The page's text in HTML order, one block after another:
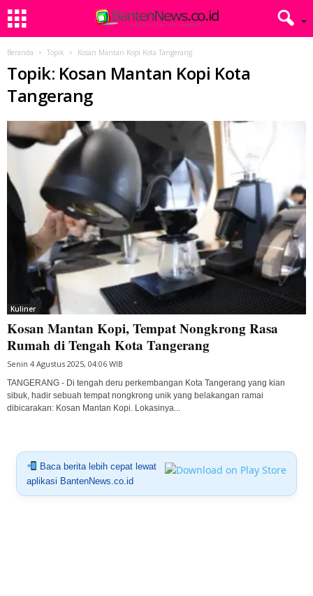
Beranda Topik Kosan Mantan Kopi Kota Tangerang
Topik: Kosan Mantan Kopi Kota
Tangerang
Kuliner
Kosan Mantan Kopi, Tempat Nongkrong Rasa
Rumah di Tengah Kota Tangerang
Senin 4 Agustus 2025, 04:06 WIB
TANGERANG - Di tengah deru perkembangan Kota Tangerang yang kian
sibuk, hadir sebuah tempat nongkrong unik yang belakangan ramai
dibicarakan: Kosan Mantan Kopi. Lokasinya...
Baca berita lebih cepat lewat
aplikasi BantenNews.co.id